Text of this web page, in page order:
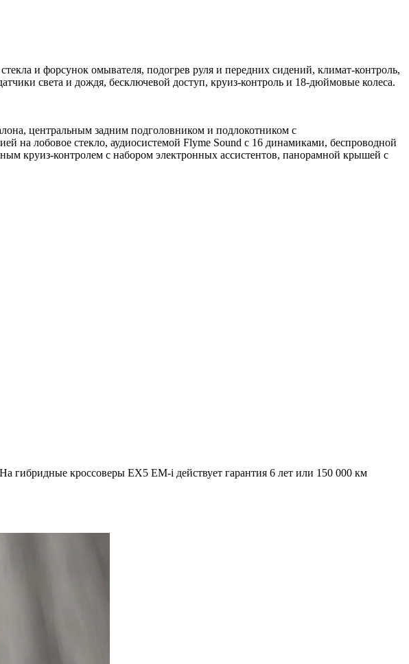
и форсунок омывателя, подогрев руля и передних сидений, климат-контроль,
света и дождя, бесключевой доступ, круиз-контроль и 18-дюймовые колеса.
центральным задним подголовником и подлокотником с
на лобовое стекло, аудиосистемой Flyme Sound с 16 динамиками, беспроводной
круиз-контролем с набором электронных ассистентов, панорамной крышей с
гибридные кроссоверы EX5 EM-i действует гарантия 6 лет или 150 000 км